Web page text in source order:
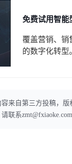
免费试用智能
覆盖营销、销
的数字化转型。
来自第三方投稿，
联系